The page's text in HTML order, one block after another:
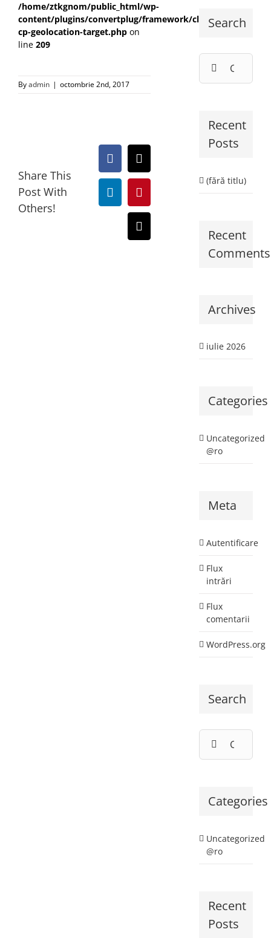
/home/ztkgnom/public_html/wp-
content/plugins/convertplug/framework/class-
cp-geolocation-target.php on
line 209
Byadmin | octombrie 2nd, 2017
Share This
Post With
Others!
Facebook
X
LinkedInPinterest
E-
mail:
Search
Recent
Posts
(fără titlu)
Recent
Comments
Archives
iulie 2026
Categories
Uncategorized
@ro
Meta
Autentificare
Flux
intrări
Flux
comentarii
WordPress.org
Search
Categories
Uncategorized
@ro
Recent
Posts